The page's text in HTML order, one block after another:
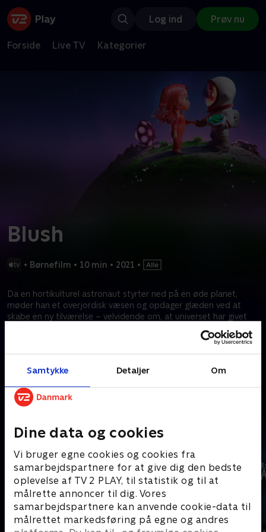
Samtykke Detaljer Om
Dine data og cookies
Vi bruger egne cookies og cookies fra
samarbejdspartnere for at give dig den bedste
oplevelse af TV 2 PLAY, til statistik og til at
målrette annoncer til dig. Vores
samarbejdspartnere kan anvende cookie-data til
målrettet markedsføring på egne og andres
Log ind Prøv nu
Forside Live TV Kategorier
Blush
• Børnefilm • 10 min • 2021 •
Da en hortikulturel astronaut styrter ned på en øde planet,
møder han et overjordisk væsen og opdager glæden ved at
skabe en ny tilværelse – velvidende om, at universet har givet
Mere indhold fra Apple TV